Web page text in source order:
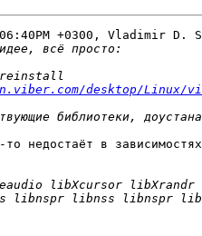
+0300, Vladimir D.
desktop/Linux/
недостаёт в зависимостях